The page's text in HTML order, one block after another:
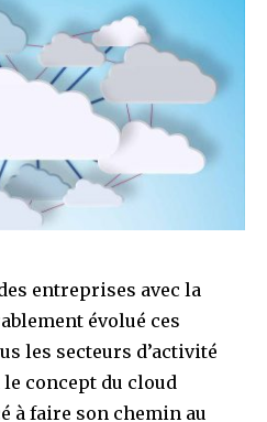
entreprises avec la
évolué ces
les secteurs d’activité
concept du cloud
à faire son chemin au